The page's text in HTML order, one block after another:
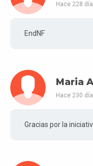
Hace 228
EndNF
Maria
Hace 230
Gracias por la